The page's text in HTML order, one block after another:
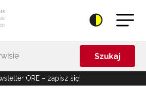
Szukaj
ORE – zapisz się!